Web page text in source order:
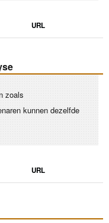
URL
zoals
kunnen dezelfde
URL